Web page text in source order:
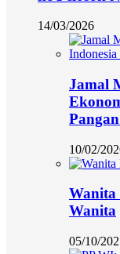
14/03/2026
Jamal
10/02/
Wanita
Wanita
05/10/